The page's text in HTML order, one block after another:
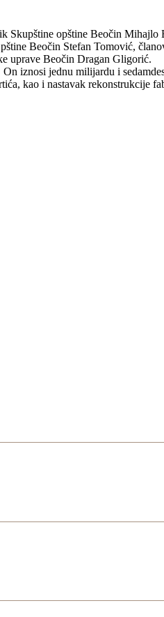
Skupštine opštine Beočin Mihajlo
Beočin Stefan Tomović,
uprave Beočin Dragan Gligorić.
iznosi jednu milijardu i
kao i nastavak rekonstrukcije